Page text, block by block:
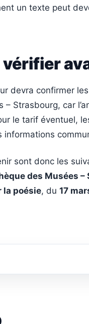
un texte peut
vérifier
devra confirmer
– Strasbourg, car
le tarif éventuel,
sont donc les
des Musées –
la poésie, du 17